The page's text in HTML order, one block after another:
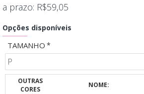
a prazo: R$59,05
Opções disponíveis
TAMANHO
OUTRAS
CORES
NOME: